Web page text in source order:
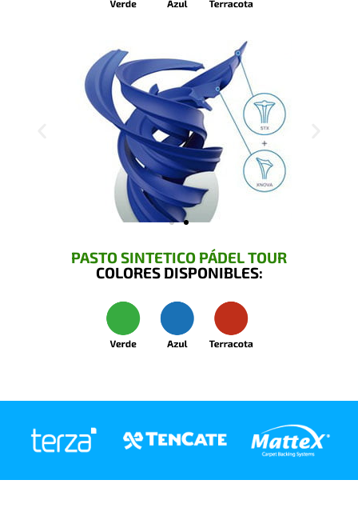
PASTO SINTETICO PÁDEL TOUR
COLORES DISPONIBLES: